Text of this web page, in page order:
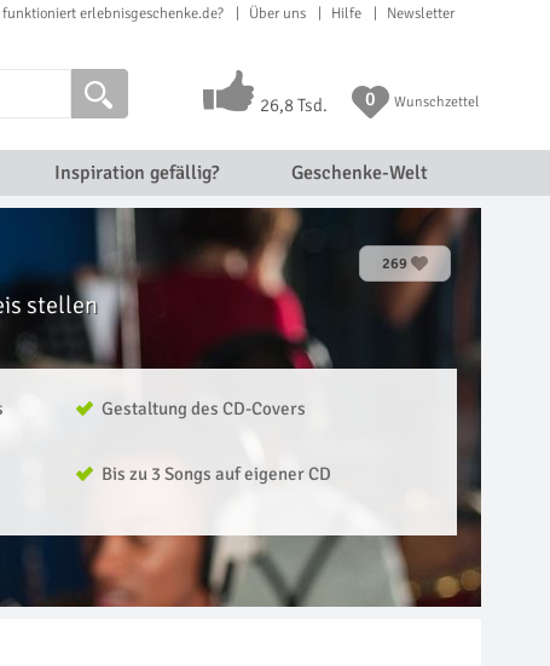
funktioniert erlebnisgeschenke.de? Über uns Hilfe Newsletter
26,8 Tsd. 0 Wunschzettel
Inspiration gefällig? Geschenke-Welt
269
stellen
Gestaltung des CD-Covers
Bis zu 3 Songs auf eigener CD